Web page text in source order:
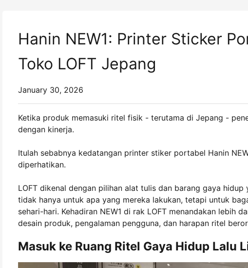
Hanin NEW1: Printer Sticker
Toko LOFT Jepang
January 30, 2026
Ketika produk memasuki ritel fisik - terutama di Jepang -
dengan kinerja.
Itulah sebabnya kedatangan printer stiker portabel Hanin
diperhatikan.
LOFT dikenal dengan pilihan alat tulis dan barang gaya
tidak hanya untuk apa yang mereka lakukan, tetapi untuk
sehari-hari. Kehadiran NEW1 di rak LOFT menandakan lebih
desain produk, pengalaman pengguna, dan harapan ritel
Masuk ke Ruang Ritel Gaya Hidup Lalu